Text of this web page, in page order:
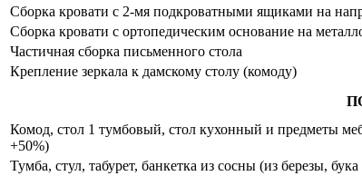
Сборка кровати с 2-мя подкроватными ящиками на
Сборка кровати с ортопедическим основание на
Частичная сборка письменного стола
Крепление зеркала к дамскому столу (комоду)
Комод, стол 1 тумбовый, стол кухонный и предметы
+50%)
Тумба, стул, табурет, банкетка из сосны (из березы,